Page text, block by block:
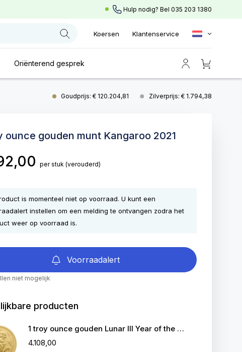
Hulp nodig? Bel 035 203 1380
Koersen Klantenservice
Oriënterend gesprek
Goudprijs: € 120.204,81 Zilverprijs: € 1.794,38
ounce gouden munt Kangaroo 2021
per stuk (verouderd)
is momenteel niet op voorraad. U kunt een
instellen om een melding te ontvangen zodra het
weer op voorraad is.
Voorraadalert
niet mogelijk
producten
1 troy ounce gouden Lunar III Year of the Monkey 2016
4.108,00